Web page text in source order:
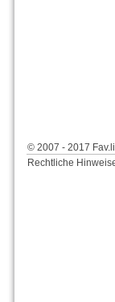
© 2007 - 2017
Rechtliche